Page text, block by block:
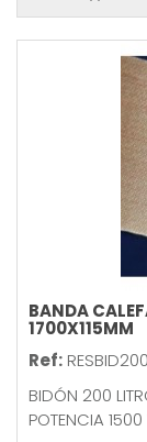
BANDA
1700X115MM
Ref: RESBID200
BIDÓN 200
POTENCIA